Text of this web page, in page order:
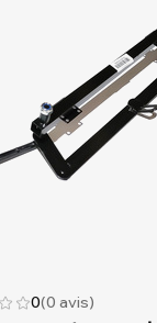
0(0 avis)